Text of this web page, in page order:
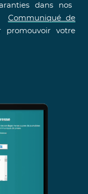
dans nos
Communiqué de
promouvoir votre